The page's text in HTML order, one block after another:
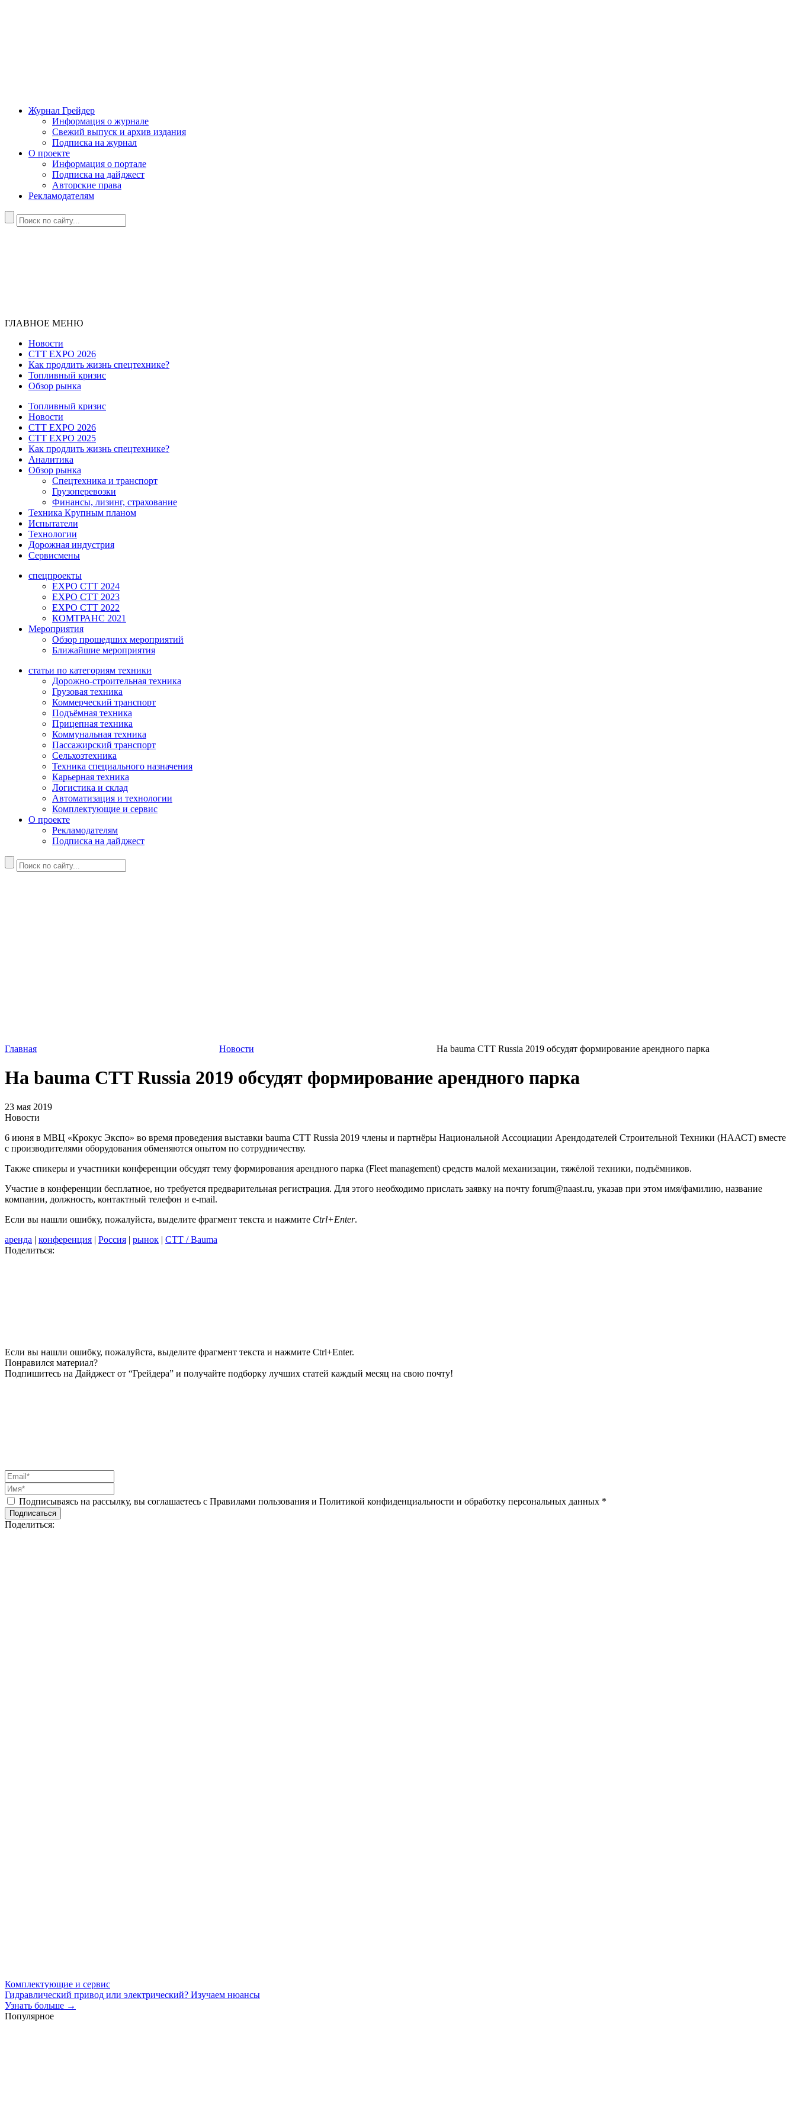
Журнал Грейдер
Информация о журнале
Свежий выпуск и архив издания
Подписка на журнал
О проекте
Информация о портале
Подписка на дайджест
Авторские права
Рекламодателям
ГЛАВНОЕ МЕНЮ
Новости
CTT EXPO 2026
Как продлить жизнь спецтехнике?
Топливный кризис
Обзор рынка
Топливный кризис
Новости
CTT EXPO 2026
CTT EXPO 2025
Как продлить жизнь спецтехнике?
Аналитика
Обзор рынка
Спецтехника и транспорт
Грузоперевозки
Финансы, лизинг, страхование
Техника Крупным планом
Испытатели
Технологии
Дорожная индустрия
Сервисмены
спецпроекты
EXPO CTT 2024
EXPO CTT 2023
EXPO CTT 2022
КОМТРАНС 2021
Мероприятия
Обзор прошедших мероприятий
Ближайшие мероприятия
статьи по категориям техники
Дорожно-строительная техника
Грузовая техника
Коммерческий транспорт
Подъёмная техника
Прицепная техника
Коммунальная техника
Пассажирский транспорт
Сельхозтехника
Техника специального назначения
Карьерная техника
Логистика и склад
Автоматизация и технологии
Комплектующие и сервис
О проекте
Рекламодателям
Подписка на дайджест
Главная Новости На bauma CTT Russia 2019 обсудят формирование арендного парка
На bauma CTT Russia 2019 обсудят формирование арендного парка
23 мая 2019
Новости
6 июня в МВЦ «Крокус Экспо» во время проведения выставки bauma CTT Russia 2019 члены и партнёры Национальной Ассоциации Арендодателей Строительной Техники (НААСТ) вместе
с производителями оборудования обменяются опытом по сотрудничеству.
Также спикеры и участники конференции обcудят тему формирования арендного парка (Fleet management) средств малой механизации, тяжёлой техники, подъёмников.
Участие в конференции бесплатное, но требуется предварительная регистрация. Для этого необходимо прислать заявку на почту forum@naast.ru, указав при этом имя/фамилию, название
компании, должность, контактный телефон и e-mail.
Если вы нашли ошибку, пожалуйста, выделите фрагмент текста и нажмите Ctrl+Enter.
аренда | конференция | Россия | рынок | СТТ / Bauma
Поделиться:
Если вы нашли ошибку, пожалуйста, выделите фрагмент текста и нажмите Ctrl+Enter.
Понравился материал?
Подпишитесь на Дайджест от “Грейдера” и получайте подборку лучших статей каждый месяц на свою почту!
Подписываясь на рассылку, вы соглашаетесь с Правилами пользования и Политикой конфиденциальности и обработку персональных данных *
Подписаться
Поделиться:
Комплектующие и сервис
Гидравлический привод или электрический? Изучаем нюансы
Узнать больше →
Популярное